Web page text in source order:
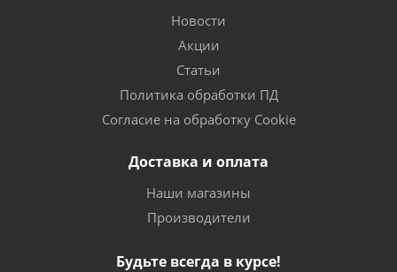
Новости
Акции
Статьи
Политика обработки ПД
Согласие на обработку Cookie
Доставка и оплата
Наши магазины
Производители
Будьте всегда в курсе!